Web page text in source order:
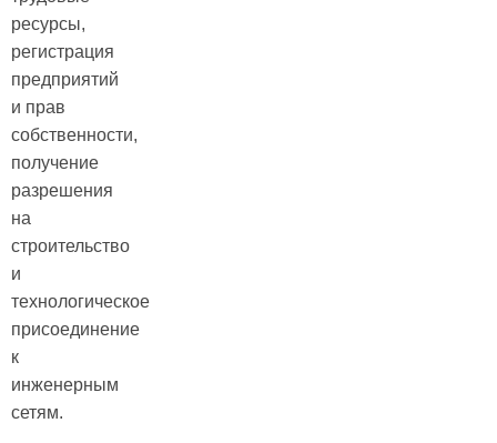
ресурсы,
регистрация
предприятий
и прав
собственности,
получение
разрешения
на
строительство
и
технологическое
присоединение
к
инженерным
сетям.